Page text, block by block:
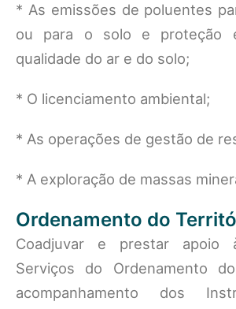
* As emissões de poluentes
ou para o solo e proteção
qualidade do ar e do solo;
* O licenciamento ambiental;
* As operações de gestão de
* A exploração de massas
Ordenamento do
Coadjuvar e prestar apoio
Serviços do Ordenamento
acompanhamento dos